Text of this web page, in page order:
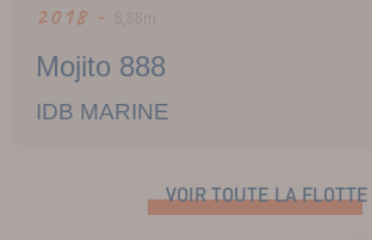
2018 - 8,88m
Mojito 888
IDB MARINE
VOIR TOUTE LA FLOTTE